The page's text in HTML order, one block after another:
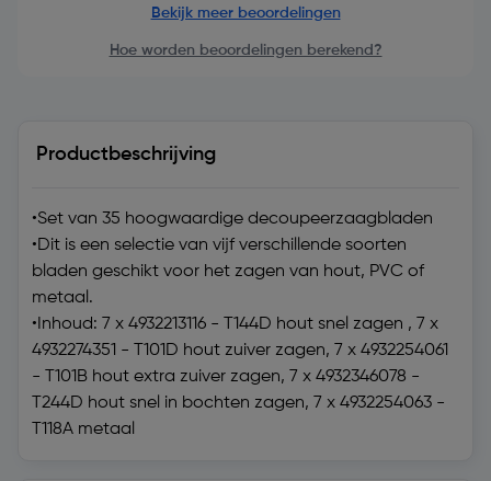
Bekijk meer beoordelingen
Hoe worden beoordelingen berekend?
Productbeschrijving
•Set van 35 hoogwaardige decoupeerzaagbladen
•Dit is een selectie van vijf verschillende soorten
bladen geschikt voor het zagen van hout, PVC of
metaal.
•Inhoud: 7 x 4932213116 - T144D hout snel zagen , 7 x
4932274351 - T101D hout zuiver zagen, 7 x 4932254061
- T101B hout extra zuiver zagen, 7 x 4932346078 -
T244D hout snel in bochten zagen, 7 x 4932254063 -
T118A metaal